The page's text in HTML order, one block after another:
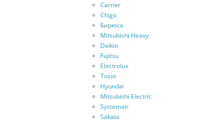
Carrier
Chigo
Бирюса
Mitsubishi Heavy
Daikin
Fujitsu
Electrolux
Tosot
Hyundai
Mitsubishi Electric
Systemair
Sakata